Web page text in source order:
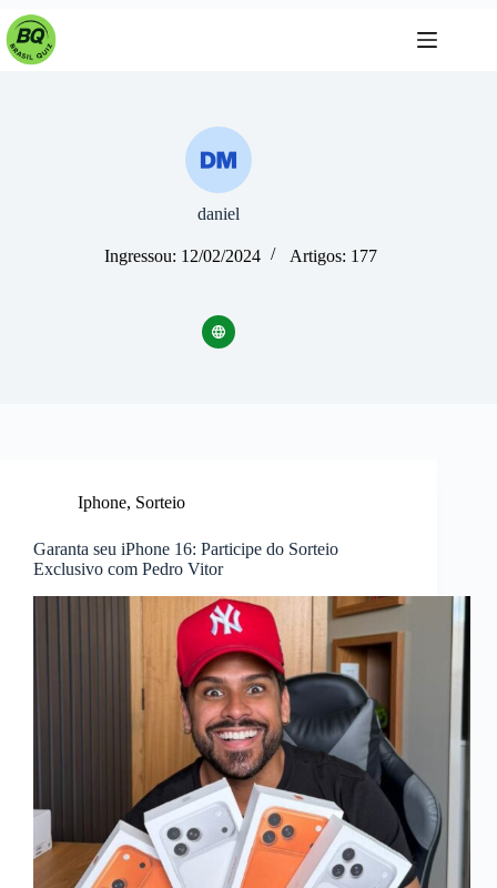
Pular
para
daniel
Ingressou: 12/02/2024 Artigos: 177
Iphone, Sorteio
Garanta seu iPhone 16: Participe do Sorteio
Exclusivo com Pedro Vitor